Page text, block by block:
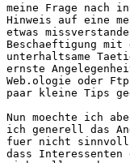
meine Frage nach
Hinweis auf eine
etwas
Beschaeftigung mit
unterhaltsame
ernste
Web.ologie oder
paar kleine Tips
Nun moechte ich
ich generell das
fuer nicht
dass Interessenten